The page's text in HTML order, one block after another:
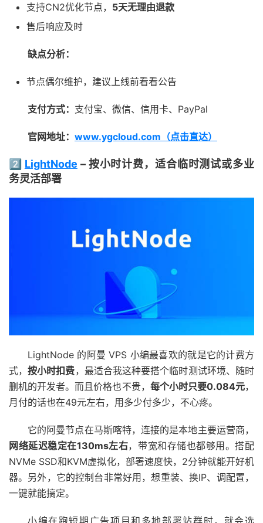
支持CN2优化节点， 5天无理由退款
售后响应及时
缺点分析：
节点偶尔维护，建议上线前看看公告
支付方式： 支付宝、微信、信用卡、PayPal
官网地址： www.ygcloud.com（点击直达）
2️⃣ LightNode – 按小时计费，适合临时测试或多业
务灵活部署
LightNode 的阿曼 VPS 小编最喜欢的就是它的计费方
式，按小时扣费，最适合我这种要搭个临时测试环境、随时
删机的开发者。而且价格也不贵， 每个小时只要0.084元，
月付的话也在49元左右，用多少付多少，不心疼。
它的阿曼节点在马斯喀特，连接的是本地主要运营商，
网络延迟稳定在130ms左右，带宽和存储也都够用。搭配
NVMe SSD和KVM虚拟化，部署速度快，2分钟就能开好机
器。另外，它的控制台非常好用，想重装、换IP、调配置，
一键就能搞定。
小编在跑短期广告项目和多地部署站群时，就会选